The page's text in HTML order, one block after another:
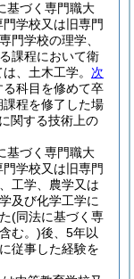
基づく専門職大
学校又は旧専門
門学校の理学、
課程において衛
、土木工学。 次
科目を修めて卒
程を修了した場
関する技術上の
基づく専門職大
学校又は旧専門
工学、農学又は
及び化学工学に
(同法に基づく専
む。)後、5年以
従事した経験を